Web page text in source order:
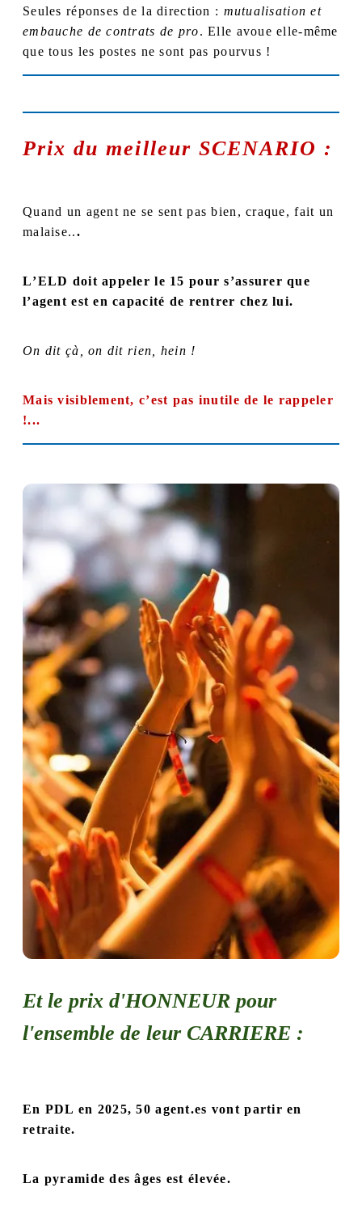
Seules réponses de la direction : mutualisation et
embauche de contrats de pro. Elle avoue elle-même
que tous les postes ne sont pas pourvus !
Prix du meilleur SCENARIO :
Quand un agent ne se sent pas bien, craque, fait un
malaise...
L’ELD doit appeler le 15 pour s’assurer que
l’agent est en capacité de rentrer chez lui.
On dit çà, on dit rien, hein !
Mais visiblement, c’est pas inutile de le rappeler
!...
Et le prix d'HONNEUR pour
l'ensemble de leur CARRIERE :
En PDL en 2025, 50 agent.es vont partir en
retraite.
La pyramide des âges est élevée.